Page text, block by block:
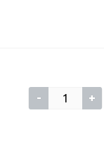
- +